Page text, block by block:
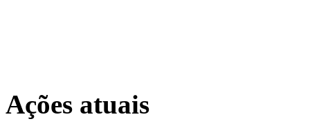
Ações atuais